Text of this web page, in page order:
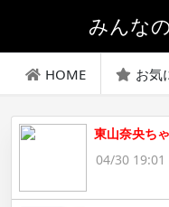
みんな
HOME お気
東山奈央ち
04/30 19:01